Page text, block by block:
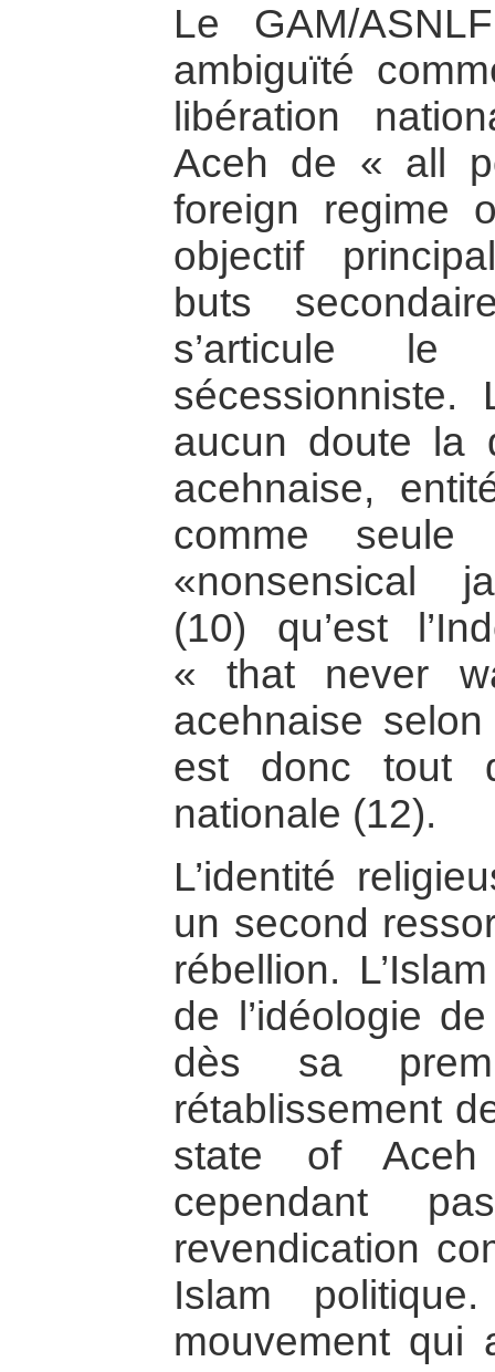
Le GAM/
ambiguïté
libération
Aceh de « all
foreign regime
objectif
buts
s’articule le
aucun doute la
acehnaise,
comme
«nonsensical
(10) qu’est
« that never
acehnaise
est donc tout
nationale (12).
L’identité
un second
rébellion.
de l’idéologie
dès sa
rétablissement
state of
cependant
revendication
Islam
mouvement qui